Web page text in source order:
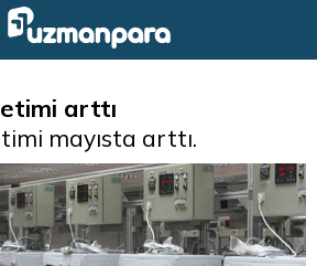
arttı
mayısta arttı.